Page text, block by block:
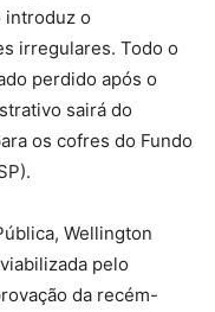
introduz o
irregulares. Todo o
perdido após o
sairá do
os cofres do Fundo
Wellington
pelo
da recém-